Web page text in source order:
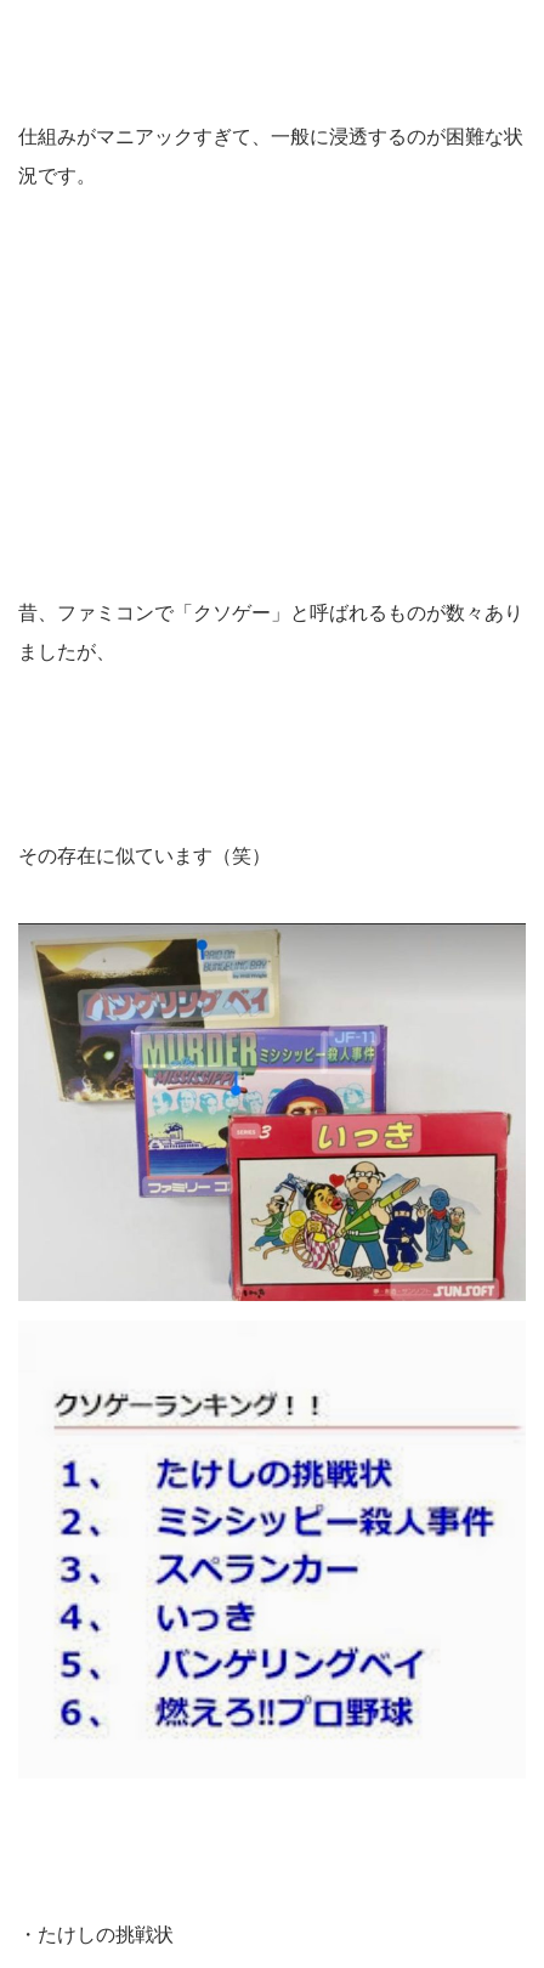
仕組みがマニアックすぎて、一般に浸透するのが困難な状
況です。
昔、ファミコンで「クソゲー」と呼ばれるものが数々あり
ましたが、
その存在に似ています（笑）
・たけしの挑戦状